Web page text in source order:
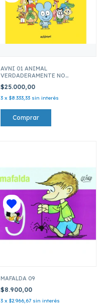
AVNI 01 ANIMAL
VERDADERAMENTE NO
$25.000,00
3 x $8.333,33 sin interés
MAFALDA 09
$8.900,00
3 x $2.966,67 sin interés